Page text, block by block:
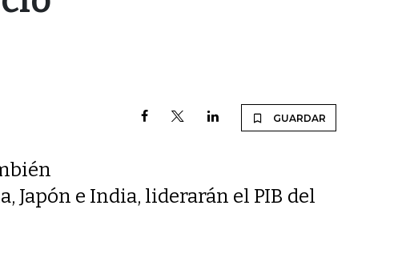
GUARDAR
Japón e India, liderarán el PIB del